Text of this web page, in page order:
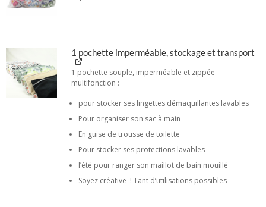
1 pochette imperméable, stockage et transport
1 pochette souple, imperméable et zippée
multifonction :
pour stocker ses lingettes démaquillantes lavables
Pour organiser son sac à main
En guise de trousse de toilette
Pour stocker ses protections lavables
l’été pour ranger son maillot de bain mouillé
Soyez créative ! Tant d’utilisations possibles